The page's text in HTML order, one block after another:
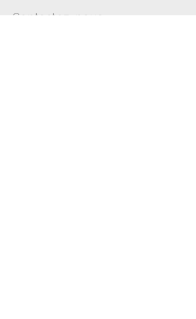
Contactez-nous